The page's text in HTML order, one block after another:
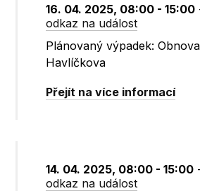
16. 04. 2025, 08:00 - 15:00
odkaz na událost
Plánovaný výpadek:
Havlíčkova
Přejít na více informací
14. 04. 2025, 08:00 - 15:00
odkaz na událost